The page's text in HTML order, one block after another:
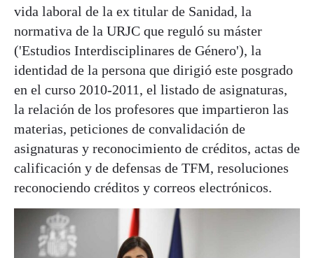
vida laboral de la ex titular de Sanidad, la
normativa de la URJC que reguló su máster
('Estudios Interdisciplinares de Género'), la
identidad de la persona que dirigió este posgrado
en el curso 2010-2011, el listado de asignaturas,
la relación de los profesores que impartieron las
materias, peticiones de convalidación de
asignaturas y reconocimiento de créditos, actas de
calificación y de defensas de TFM, resoluciones
reconociendo créditos y correos electrónicos.